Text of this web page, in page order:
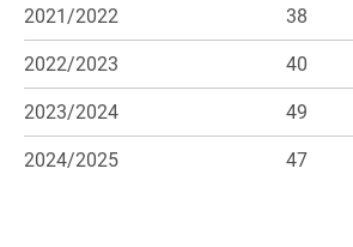
2021/2022 38
2022/2023 40
2023/2024 49
2024/2025 47